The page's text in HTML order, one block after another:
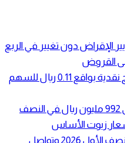
الإقراض دون تغيير في الربع
القروض
ثوب الأصيل تقر توزيع أرباح نقدية بواقع 0.11 ريال للسهم
لوبريف تضاعف أرباحها إلى 992 مليون ريال في النصف
stc تؤكد قوة أدائها في النصف الأول 2026 وتواصل